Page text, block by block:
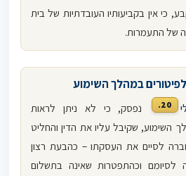
כי אין בקביעותיו העובדתיות של בית
של התעמרות.
במהלך השימוע
20.
נפסק, כי לא ניתן לראות
השימוע, שקיבל עליו את הדין והחליט
לסיים את העסקתו – כהבעת רצון
לסיומם וכהתפטרות שאינה בתשלום